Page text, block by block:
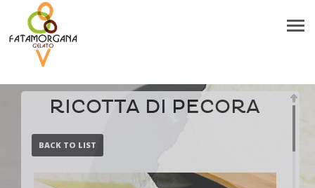
RICOTTA DI PECORA
BACK TO LIST